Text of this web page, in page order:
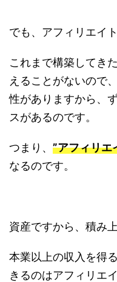
でも、アフィリエイ
これまで構築してき
えることがないので
性がありますから、
スがあるのです。
つまり、 ”アフィリエ
なるのです。
資産ですから、積み
本業以上の収入を得
きるのはアフィリエ